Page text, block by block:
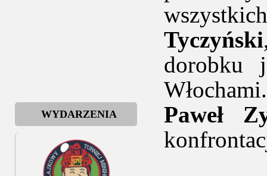
WYDARZENIA
Tyczyński
dorobku
Paweł